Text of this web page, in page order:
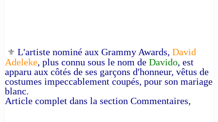
⚜️ L'artiste nominé aux Grammy Awards, David
Adeleke, plus connu sous le nom de Davido, est
apparu aux côtés de ses garçons d'honneur, vêtus de
costumes impeccablement coupés, pour son mariage
blanc.
Article complet dans la section Commentaires,